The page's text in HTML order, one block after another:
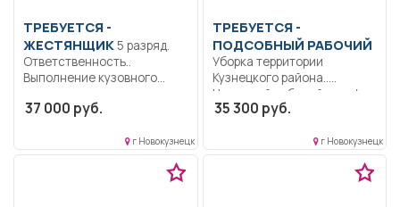
ТРЕБУЕТСЯ -
ЖЕСТЯНЩИК
Ответственность..
Выполнение кузовного
контроль выполненных
37 000 руб.
г Новокузнецк
ТРЕБУЕТСЯ -
ПОДСОБНЫЙ РАБОЧИЙ
Уборка территории
Кузнецкого района..
Неполный рабочий день/
неполная рабочая неделя..
35 300 руб.
г Новокузнецк